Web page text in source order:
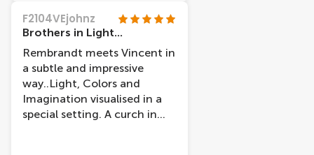
we had tickets at 11 and
they let us at 12 because we
were late
F2104VEjohnz
Brothers in Light...
Rembrandt meets Vincent in
a subtle and impressive
way..Light, Colors and
Imagination visualised in a
special setting. A curch in